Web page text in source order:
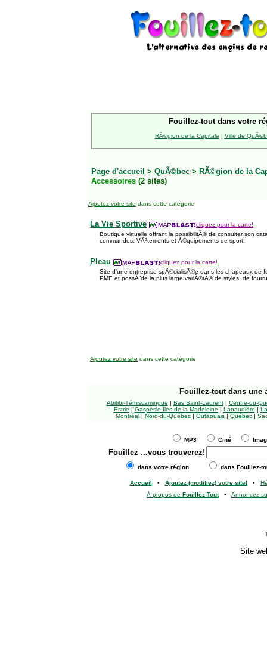
Fouillez-tout dans votre
RÃ©gion de la Capitale | Ville de
Page d'accueil > QuÃ©bec > RÃ©gion de la
Accessoires (2 sites)
Ajoutez votre site dans cette catégorie
La Vie Sportive
cliquez pour la carte!
Boutique virtuelle offrant la possibilitÃ© de consulter son
commandes. VÃªtements et Ã©quipements de sport.
Pleau
cliquez pour la carte!
Site d'une entreprise spÃ©cialisÃ©e dans les chapeaux de
PME et possÃ¨de la plus large variÃ©tÃ© de styles, de
Ajoutez votre site dans cette catégorie
Fouillez-tout dans une
Abitibi-Témiscamingue | Bas Saint-Laurent| Centre-du-
Estrie | Gaspésie-Îles-de-la-Madeleine | Lanaudière |
Montréal | Nord-du-Québec | Outaouais | Québec |
MP3 Ciné
Fouillez ...vous trouverez!
dans votre région dans Fouillez-
Accueil • Ajoutez (modifiez) votre site!•
À propos de Fouillez-Tout• Annoncez
Site